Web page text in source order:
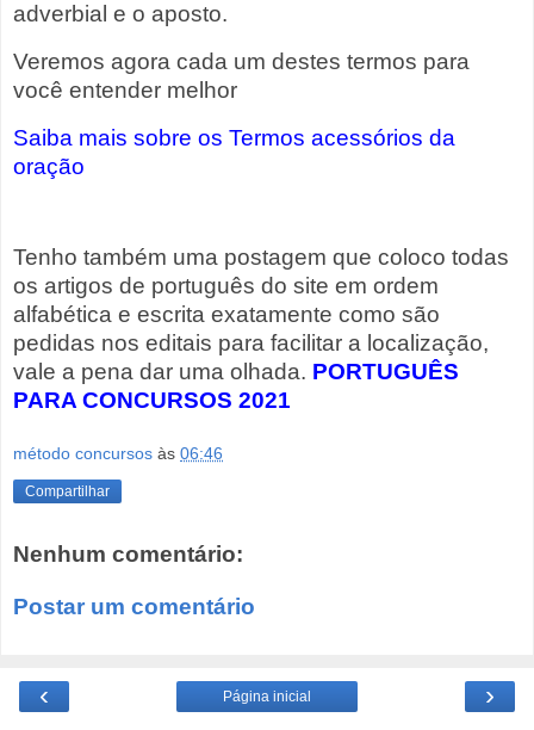
adverbial e o aposto.
Veremos agora cada um destes termos para
você entender melhor
Saiba mais sobre os Termos acessórios da
oração
Tenho também uma postagem que coloco todas
os artigos de português do site em ordem
alfabética e escrita exatamente como são
pedidas nos editais para facilitar a localização,
vale a pena dar uma olhada. PORTUGUÊS
PARA CONCURSOS 2021
método concursos às 06:46
Compartilhar
Nenhum comentário:
Postar um comentário
‹ ›
Página inicial